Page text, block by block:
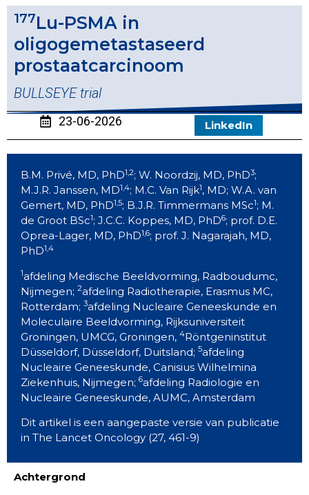
177Lu-PSMA in
oligogemetastaseerd
prostaatcarcinoom
BULLSEYE trial
23-06-2026 LinkedIn
B.M. Privé, MD, PhD1,2; W. Noordzij, MD, PhD3;
M.J.R. Janssen, MD1,4; M.C. Van Rijk1, MD; W.A. van
Gemert, MD, PhD1,5; B.J.R. Timmermans MSc1; M.
de Groot BSc1; J.C.C. Koppes, MD, PhD6; prof. D.E.
Oprea-Lager, MD, PhD1,6; prof. J. Nagarajah, MD,
PhD1,4
1afdeling Medische Beeldvorming, Radboudumc,
Nijmegen; 2afdeling Radiotherapie, Erasmus MC,
Rotterdam; 3afdeling Nucleaire Geneeskunde en
Moleculaire Beeldvorming, Rijksuniversiteit
Groningen, UMCG, Groningen, 4Röntgeninstitut
Düsseldorf, Düsseldorf, Duitsland; 5afdeling
Nucleaire Geneeskunde, Canisius Wilhelmina
Ziekenhuis, Nijmegen; 6afdeling Radiologie en
Nucleaire Geneeskunde, AUMC, Amsterdam
Dit artikel is een aangepaste versie van publicatie
in The Lancet Oncology (27, 461-9)
Achtergrond